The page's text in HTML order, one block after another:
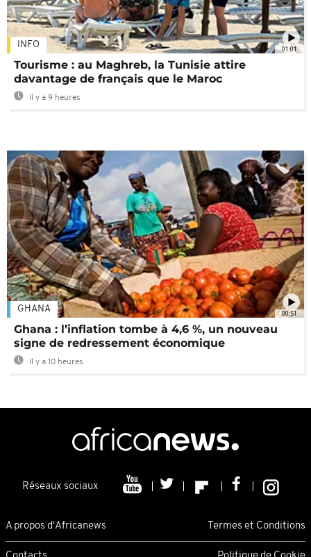
01:01
INFO
Tourisme : au Maghreb, la Tunisie attire
davantage de français que le Maroc
Il y a 9 heures
00:51
GHANA
Ghana : l’inflation tombe à 4,6 %, un nouveau
signe de redressement économique
Il y a 10 heures
Réseaux sociaux
A propos d'Africanews Termes et Conditions